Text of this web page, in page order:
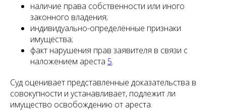
наличие права собственности или иного
законного владения;
индивидуально-определённые признаки
имущества;
факт нарушения прав заявителя в связи с
наложением ареста 5.
Суд оценивает представленные доказательства в
совокупности и устанавливает, подлежит ли
имущество освобождению от ареста.